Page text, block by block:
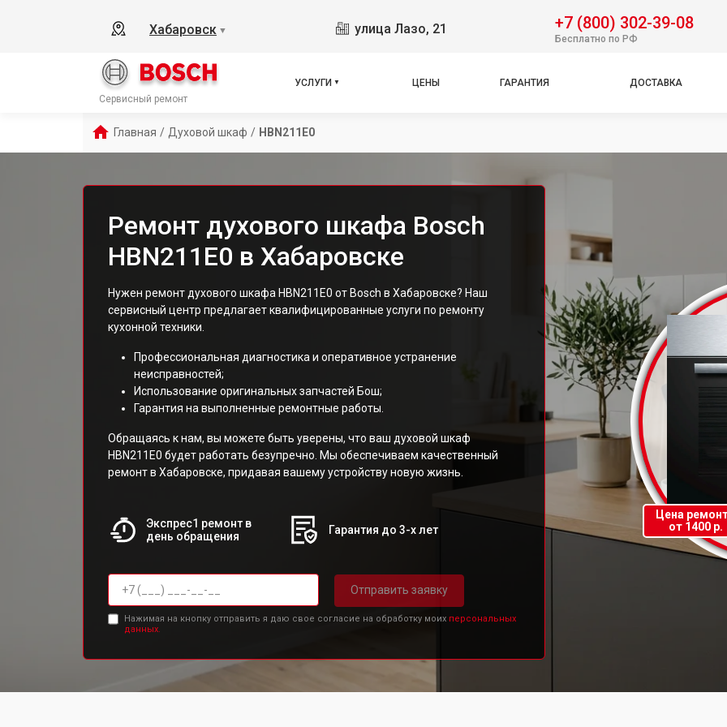
Хабаровск ▼ улица Лазо, 21 +7 (800) 302-39-08
Бесплатно по РФ
Сервисный ремонт
УСЛУГИ ЦЕНЫ ГАРАНТИЯ ДОСТАВКА
Главная / Духовой шкаф / HBN211E0
Ремонт духового шкафа Bosch
HBN211E0 в Хабаровске
Нужен ремонт духового шкафа HBN211E0 от Bosch в Хабаровске? Наш
сервисный центр предлагает квалифицированные услуги по ремонту
кухонной техники.
Профессиональная диагностика и оперативное устранение
неисправностей;
Использование оригинальных запчастей Бош;
Гарантия на выполненные ремонтные работы.
Обращаясь к нам, вы можете быть уверены, что ваш духовой шкаф
HBN211E0 будет работать безупречно. Мы обеспечиваем качественный
ремонт в Хабаровске, придавая вашему устройству новую жизнь.
Экспрес1 ремонт в
день обращения
Гарантия до 3-х лет
Отправить заявку
Нажимая на кнопку отправить я даю свое согласие на обработку моих персональных
данных.
Цена
от 1400 р.